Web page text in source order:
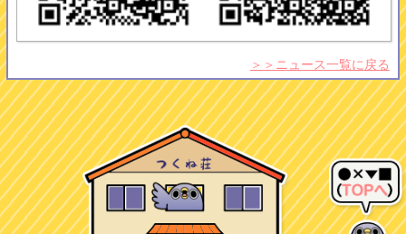
＞＞ニュース一覧に戻る